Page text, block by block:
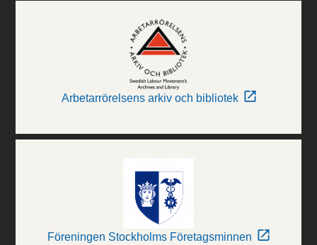
Arbetarrörelsens arkiv och bibliotek
Föreningen Stockholms Företagsminnen